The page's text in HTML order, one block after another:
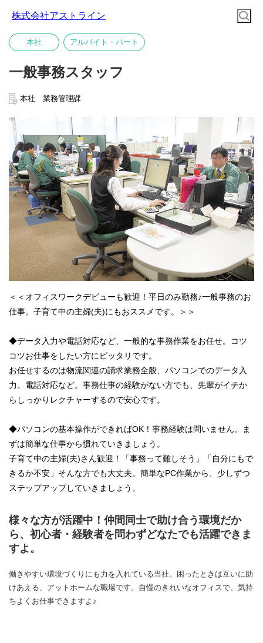
株式会社アストライン
本社 アルバイト・パート
一般事務スタッフ
本社 業務管理課
＜＜オフィスワークデビューも歓迎！平日のみ勤務♪一般事務のお
仕事。子育て中の主婦(夫)にもおススメです。＞＞
◆データ入力や電話対応など、一般的な事務作業をお任せ。コツ
コツお仕事をしたい方にピッタリです。
お任せするのは物流関連の請求業務全般、パソコンでのデータ入
力、電話対応など。事務仕事の経験がない方でも、先輩がイチか
らしっかりレクチャーするので安心です。
◆パソコンの基本操作ができればOK！事務経験は問いません。ま
ずは簡単な仕事から慣れていきましょう。
子育て中の主婦(夫)さん歓迎！「事務って難しそう」「自分にもで
きるか不安」そんな方でも大丈夫。簡単なPC作業から、少しずつ
ステップアップしていきましょう。
様々な方が活躍中！仲間同士で助け合う環境だか
ら、初心者・経験者を問わずどなたでも活躍できま
すよ。
働きやすい環境づくりにも力を入れている当社。困ったときは互いに助
けあえる、アットホームな職場です。自慢のきれいなオフィスで、気持
ちよくお仕事できますよ♪